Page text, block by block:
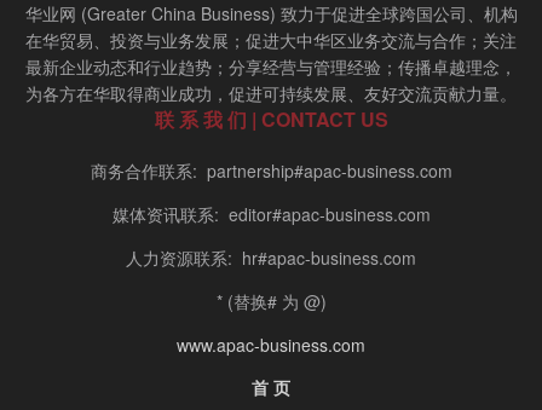
华业网 (Greater China Business) 致力于促进全球跨国公司、机构
在华贸易、投资与业务发展；促进大中华区业务交流与合作；关注
最新企业动态和行业趋势；分享经营与管理经验；传播卓越理念，
为各方在华取得商业成功，促进可持续发展、友好交流贡献力量。
联 系 我 们 | CONTACT US
商务合作联系: partnership#apac-business.com
媒体资讯联系: editor#apac-business.com
人力资源联系: hr#apac-business.com
* (替换# 为 @)
www.apac-business.com
首 页